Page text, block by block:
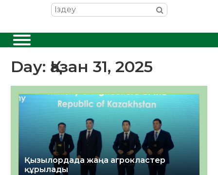
Day: Қазан 31, 2025
Қызылордада жаңа агрокластер
құрылады